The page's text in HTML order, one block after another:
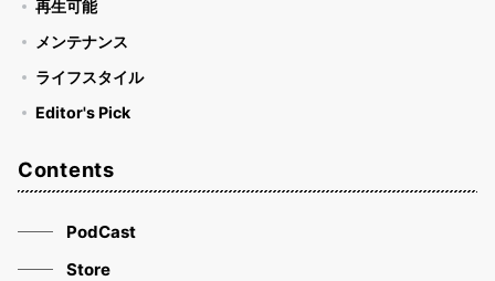
再生可能
メンテナンス
ライフスタイル
Editor's Pick
Contents
PodCast
Store